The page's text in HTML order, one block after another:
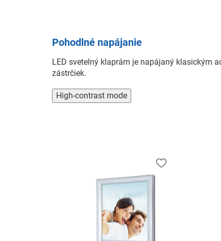
Pohodlné napájanie
LED svetelný klaprám je napájaný klasickým
zástrčiek.
High-contrast mode